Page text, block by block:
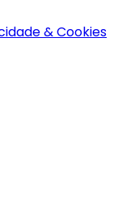
& Cookies